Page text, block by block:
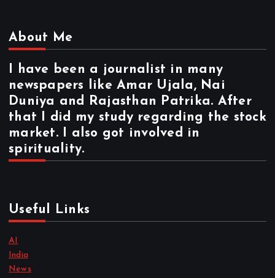
About Me
I have been a journalist in many
newspapers like Amar Ujala, Nai
Duniya and Rajasthan Patrika. After
that I did my study regarding the stock
market. I also got involved in
spirituality.
Useful Links
AI
India
News